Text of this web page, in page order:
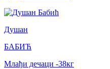
Душан
БАБИЋ
Млађи дечаци -38кг